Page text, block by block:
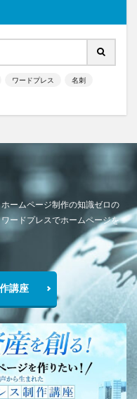
ワードプレス 名刺
ームページ制作の知識ゼロの
ードプレスでホームページを
講座